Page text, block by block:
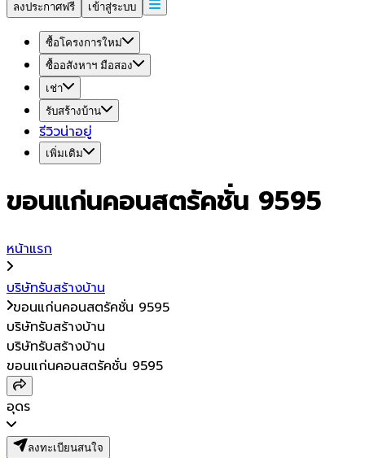
ลงประกาศฟรี เข้าสู่ระบบ
ซื้อโครงการใหม่
ซื้ออสังหาฯ มือสอง
เช่า
รับสร้างบ้าน
รีวิวน่าอยู่
เพิ่มเติม
ขอนแก่นคอนสตรัคชั่น 9595
หน้าแรก
บริษัทรับสร้างบ้าน
ขอนแก่นคอนสตรัคชั่น 9595
บริษัทรับสร้างบ้าน
บริษัทรับสร้างบ้าน
ขอนแก่นคอนสตรัคชั่น 9595
อุดร
ลงทะเบียนสนใจ